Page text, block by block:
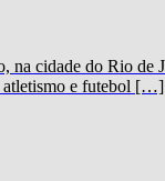
cidade do Rio de
atletismo e futebol […]